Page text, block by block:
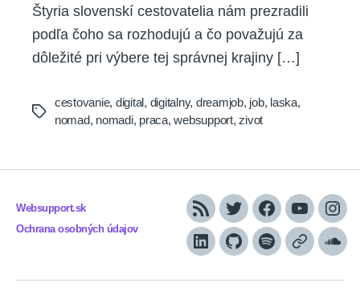
Štyria slovenskí cestovatelia nám prezradili
podľa čoho sa rozhodujú a čo považujú za
dôležité pri výbere tej správnej krajiny […]
Tags
cestovanie, digital, digitalny, dreamjob, job, laska,
nomad, nomadi, praca,websupport,zivot
Websupport.sk
Ochrana osobných údajov
RSS TwitterFacebook
YouTube
LinkedInGitHubSpotifyApple